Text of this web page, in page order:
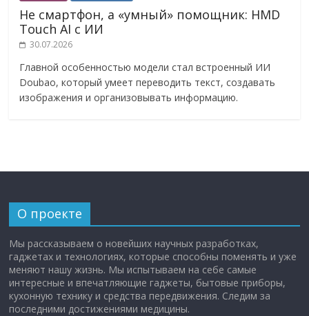
Не смартфон, а «умный» помощник: HMD
Touch AI с ИИ
30.07.2026
Главной особенностью модели стал встроенный ИИ
Doubao, который умеет переводить текст, создавать
изображения и организовывать информацию.
О проекте
Мы рассказываем о новейших научных разработках,
гаджетах и технологиях, которые способны поменять и уже
меняют нашу жизнь. Мы испытываем на себе самые
интересные и впечатляющие гаджеты, бытовые приборы,
кухонную технику и средства передвижения. Следим за
последними достижениями медицины.